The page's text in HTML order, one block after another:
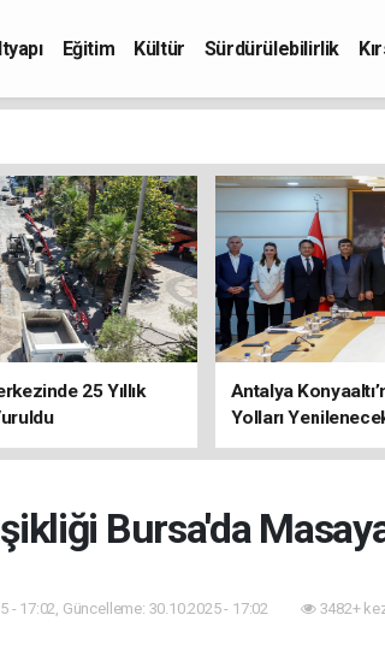
Eğitim Kültür Sürdürülebilirlik
25 Yıllık
Antalya
Yolları
Bursa'da
- 17:02, Güncelleme: 30.10.2025 - 17:02 3482+